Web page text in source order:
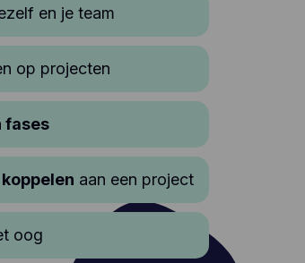
en je team
op projecten
fases
aan een project
oog